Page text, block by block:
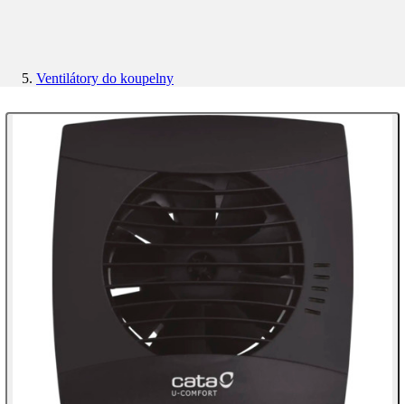
Ventilátory do koupelny